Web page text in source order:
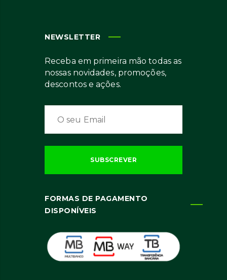
NEWSLETTER
Receba em primeira mão todas as
nossas novidades, promoções,
descontos e ações.
FORMAS DE PAGAMENTO
DISPONÍVEIS